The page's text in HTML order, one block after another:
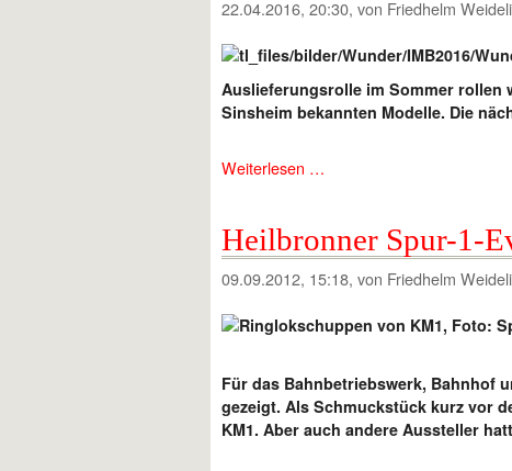
22.04.2016, 20:30, von Friedhelm
Auslieferungsrolle im Sommer rollen
Sinsheim bekannten Modelle. Die
Weiterlesen …
Heilbronner Spur-1-
09.09.2012, 15:18, von Friedhelm
Für das Bahnbetriebswerk, Bahnhof
gezeigt. Als Schmuckstück kurz vor
KM1. Aber auch andere Aussteller